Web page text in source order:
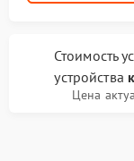
Стоимость
устройства
Цена